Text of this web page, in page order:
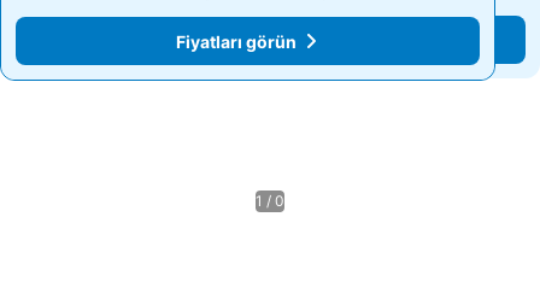
Fiyatları görün
Fiyatları görün
1 / 0